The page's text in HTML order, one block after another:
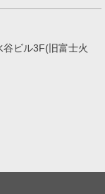
ビル3F(旧富士火